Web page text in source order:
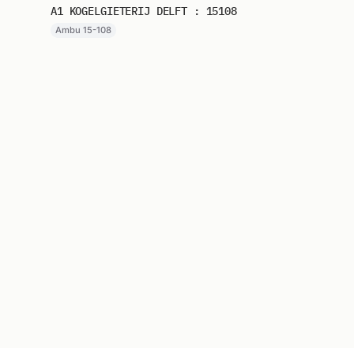
A1 KOGELGIETERIJ DELFT : 15108
Ambu 15-108